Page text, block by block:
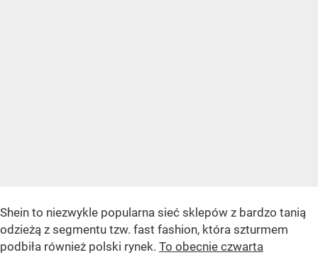
Shein to niezwykle popularna sieć sklepów z bardzo tanią
odzieżą z segmentu tzw. fast fashion, która szturmem
podbiła również polski rynek. To obecnie czwarta